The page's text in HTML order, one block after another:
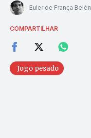
Euler de França
COMPARTILHAR
Jogo pesado